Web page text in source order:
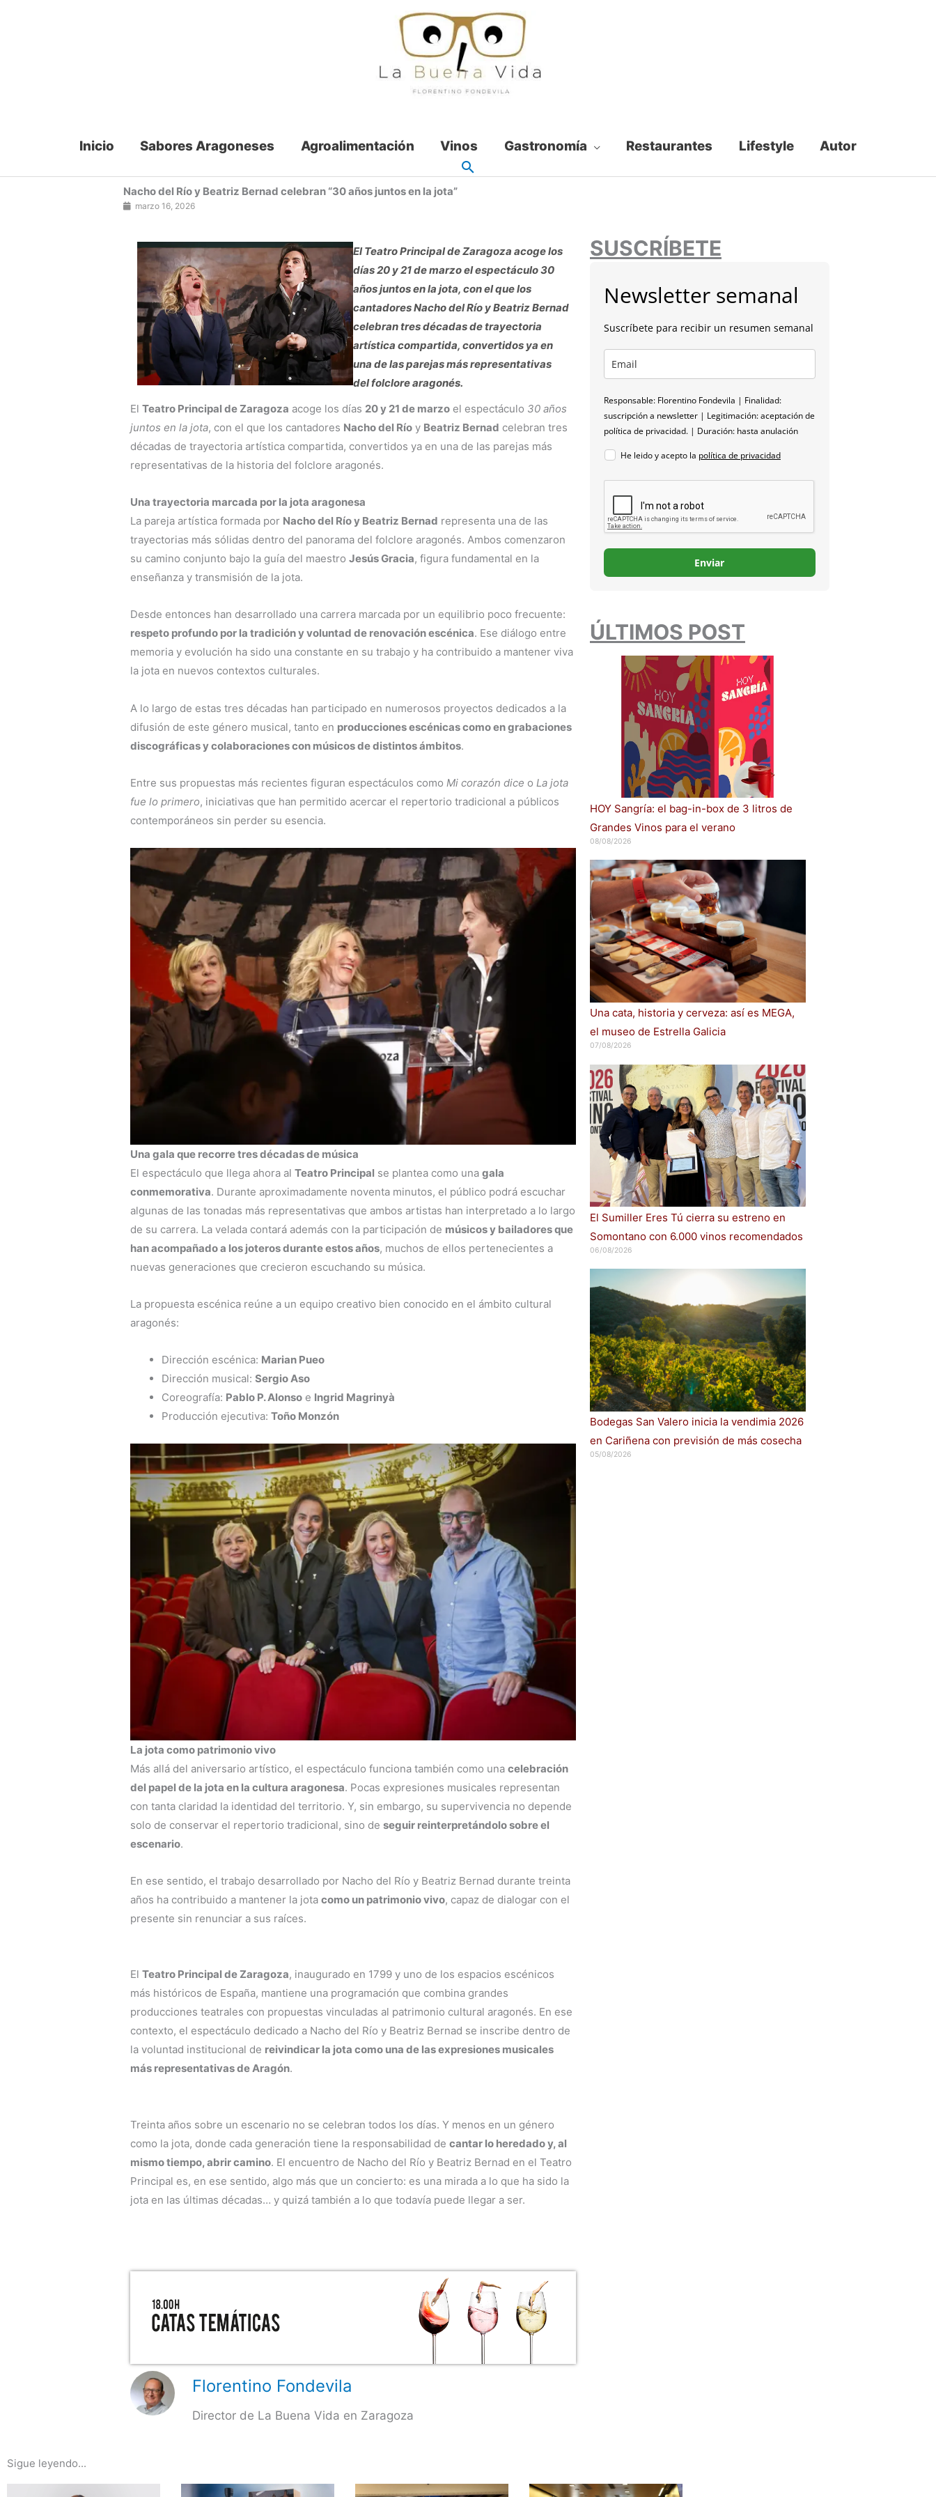
Inicio Sabores Aragoneses Agroalimentación Vinos Gastronomía Restaurantes Lifestyle Autor
Nacho del Río y Beatriz Bernad celebran “30 años juntos en la jota”
marzo 16, 2026
El Teatro Principal de Zaragoza acoge los
días 20 y 21 de marzo el espectáculo 30
años juntos en la jota, con el que los
cantadores Nacho del Río y Beatriz Bernad
celebran tres décadas de trayectoria
artística compartida, convertidos ya en
una de las parejas más representativas
del folclore aragonés.
El Teatro Principal de Zaragoza acoge los días 20 y 21 de marzo el espectáculo 30 años
juntos en la jota, con el que los cantadores Nacho del Río y Beatriz Bernad celebran tres
décadas de trayectoria artística compartida, convertidos ya en una de las parejas más
representativas de la historia del folclore aragonés.
Una trayectoria marcada por la jota aragonesa
La pareja artística formada por Nacho del Río y Beatriz Bernad representa una de las
trayectorias más sólidas dentro del panorama del folclore aragonés. Ambos comenzaron
su camino conjunto bajo la guía del maestro Jesús Gracia, figura fundamental en la
enseñanza y transmisión de la jota.
Desde entonces han desarrollado una carrera marcada por un equilibrio poco frecuente:
respeto profundo por la tradición y voluntad de renovación escénica. Ese diálogo entre
memoria y evolución ha sido una constante en su trabajo y ha contribuido a mantener viva
la jota en nuevos contextos culturales.
A lo largo de estas tres décadas han participado en numerosos proyectos dedicados a la
difusión de este género musical, tanto en producciones escénicas como en grabaciones
discográficas y colaboraciones con músicos de distintos ámbitos.
Entre sus propuestas más recientes figuran espectáculos como Mi corazón dice o La jota
fue lo primero, iniciativas que han permitido acercar el repertorio tradicional a públicos
contemporáneos sin perder su esencia.
Una gala que recorre tres décadas de música
El espectáculo que llega ahora al Teatro Principal se plantea como una gala
conmemorativa. Durante aproximadamente noventa minutos, el público podrá escuchar
algunas de las tonadas más representativas que ambos artistas han interpretado a lo largo
de su carrera. La velada contará además con la participación de músicos y bailadores que
han acompañado a los joteros durante estos años, muchos de ellos pertenecientes a
nuevas generaciones que crecieron escuchando su música.
La propuesta escénica reúne a un equipo creativo bien conocido en el ámbito cultural
aragonés:
Dirección escénica: Marian Pueo
Dirección musical: Sergio Aso
Coreografía: Pablo P. Alonso e Ingrid Magrinyà
Producción ejecutiva: Toño Monzón
La jota como patrimonio vivo
Más allá del aniversario artístico, el espectáculo funciona también como una celebración
del papel de la jota en la cultura aragonesa. Pocas expresiones musicales representan
con tanta claridad la identidad del territorio. Y, sin embargo, su supervivencia no depende
solo de conservar el repertorio tradicional, sino de seguir reinterpretándolo sobre el
escenario.
En ese sentido, el trabajo desarrollado por Nacho del Río y Beatriz Bernad durante treinta
años ha contribuido a mantener la jota como un patrimonio vivo, capaz de dialogar con el
presente sin renunciar a sus raíces.
El Teatro Principal de Zaragoza, inaugurado en 1799 y uno de los espacios escénicos
más históricos de España, mantiene una programación que combina grandes
producciones teatrales con propuestas vinculadas al patrimonio cultural aragonés. En ese
contexto, el espectáculo dedicado a Nacho del Río y Beatriz Bernad se inscribe dentro de
la voluntad institucional de reivindicar la jota como una de las expresiones musicales
más representativas de Aragón.
Treinta años sobre un escenario no se celebran todos los días. Y menos en un género
como la jota, donde cada generación tiene la responsabilidad de cantar lo heredado y, al
mismo tiempo, abrir camino. El encuentro de Nacho del Río y Beatriz Bernad en el Teatro
Principal es, en ese sentido, algo más que un concierto: es una mirada a lo que ha sido la
jota en las últimas décadas… y quizá también a lo que todavía puede llegar a ser.
Florentino Fondevila
Director de La Buena Vida en Zaragoza
SUSCRÍBETE
Newsletter semanal
Suscríbete para recibir un resumen semanal
Responsable: Florentino Fondevila | Finalidad:
suscripción a newsletter | Legitimación: aceptación de
política de privacidad. | Duración: hasta anulación
He leido y acepto la política de privacidad
Enviar
ÚLTIMOS POST
HOY Sangría: el bag-in-box de 3 litros de
Grandes Vinos para el verano
08/08/2026
Una cata, historia y cerveza: así es MEGA,
el museo de Estrella Galicia
07/08/2026
El Sumiller Eres Tú cierra su estreno en
Somontano con 6.000 vinos recomendados
06/08/2026
Bodegas San Valero inicia la vendimia 2026
en Cariñena con previsión de más cosecha
05/08/2026
Sigue leyendo...